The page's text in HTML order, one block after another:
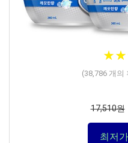
★★
★★
(38,786 개의
17,510원
최저